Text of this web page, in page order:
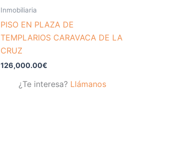
Inmobiliaria
PISO EN PLAZA DE
TEMPLARIOS CARAVACA DE LA
CRUZ
126,000.00€
¿Te interesa? Llámanos